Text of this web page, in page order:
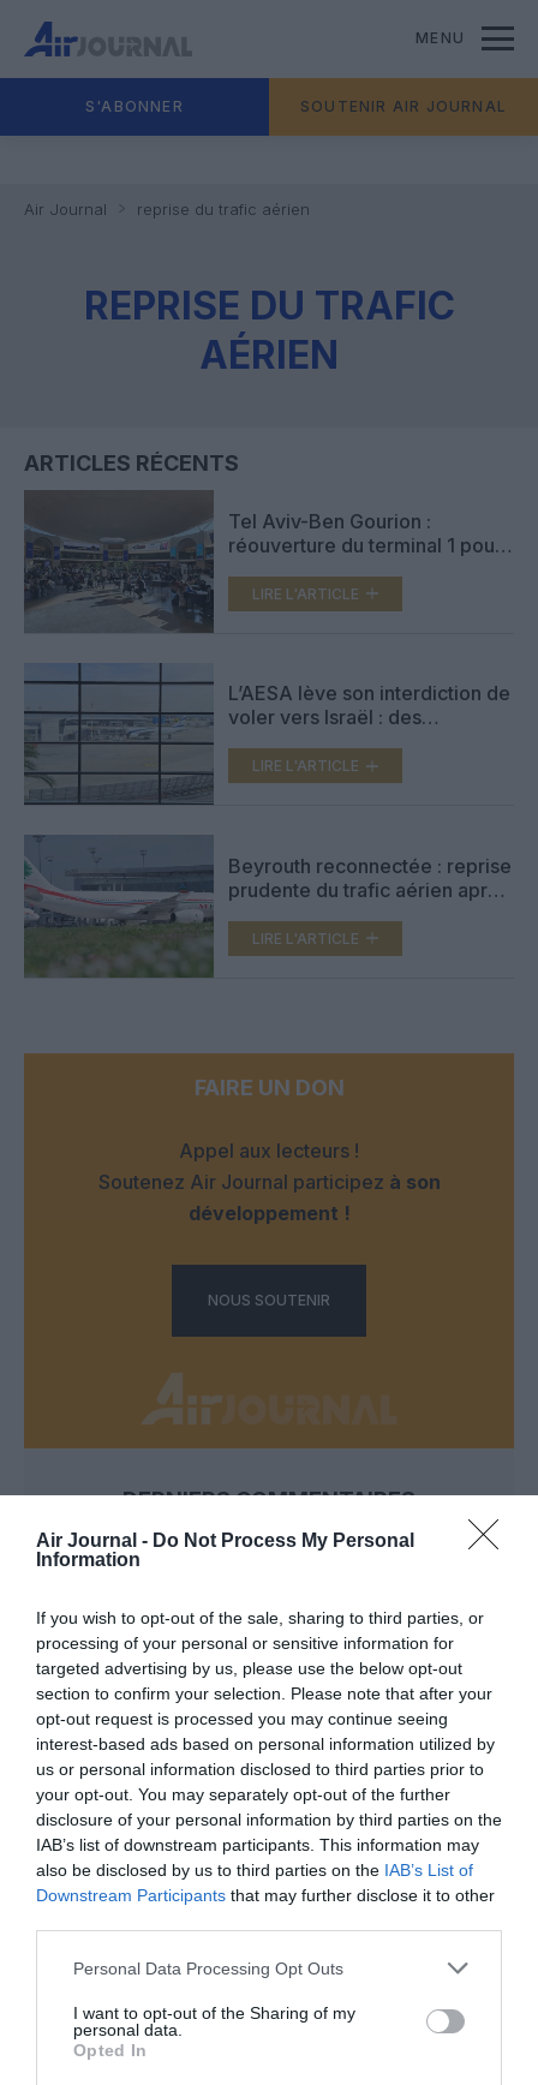
Air Journal - Do Not Process My Personal
Information
If you wish to opt-out of the sale, sharing to third parties, or
processing of your personal or sensitive information for
targeted advertising by us, please use the below opt-out
section to confirm your selection. Please note that after your
opt-out request is processed you may continue seeing
interest-based ads based on personal information utilized by
us or personal information disclosed to third parties prior to
your opt-out. You may separately opt-out of the further
disclosure of your personal information by third parties on the
IAB’s list of downstream participants. This information may
also be disclosed by us to third parties on the IAB’s List of
Downstream Participants that may further disclose it to other
Personal Data Processing Opt Outs
I want to opt-out of the Sharing of my
personal data.
Opted In
MENU
S'ABONNER SOUTENIR AIR JOURNAL
Air Journal reprise du trafic aérien
REPRISE DU TRAFIC
AÉRIEN
ARTICLES RÉCENTS
Tel Aviv-Ben Gourion :
réouverture du terminal 1 pour
terminal 3 pour l’international
LIRE L'ARTICLE
L’AESA lève son interdiction de
voler vers Israël : des
annoncent leur retour à Tel
Aviv
LIRE L'ARTICLE
Beyrouth reconnectée : reprise
prudente du trafic aérien après
Hezbollah
LIRE L'ARTICLE
FAIRE UN DON
Appel aux lecteurs !
Soutenez Air Journal participez à son
développement !
NOUS SOUTENIR
DERNIERS COMMENTAIRES
Contrôles aux frontières entre l’Espagne et l’Italie : des
arrivées plus longues, des correspondances à risque
Manfou
a commenté l'article :
Pyramides, croisières et mer Rouge : l’Égypte mise sur
une saison record malgré le contexte géopolitique
PUBLICITÉ